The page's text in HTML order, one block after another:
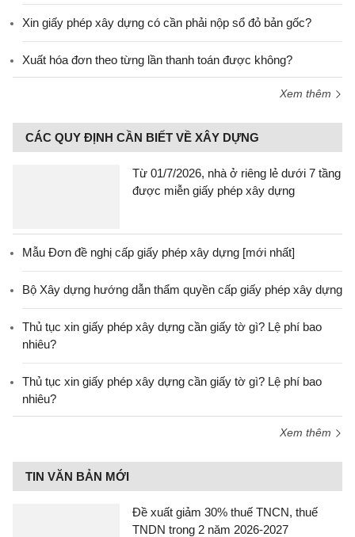
Xin giấy phép xây dựng có cần phải nộp sổ đỏ bản gốc?
Xuất hóa đơn theo từng lần thanh toán được không?
Xem thêm
CÁC QUY ĐỊNH CẦN BIẾT VỀ XÂY DỰNG
Từ 01/7/2026, nhà ở riêng lẻ dưới 7 tầng
được miễn giấy phép xây dựng
Mẫu Đơn đề nghị cấp giấy phép xây dựng [mới nhất]
Bộ Xây dựng hướng dẫn thẩm quyền cấp giấy phép xây dựng
Thủ tục xin giấy phép xây dựng cần giấy tờ gì? Lệ phí bao
nhiêu?
Thủ tục xin giấy phép xây dựng cần giấy tờ gì? Lệ phí bao
nhiêu?
Xem thêm
TIN VĂN BẢN MỚI
Đề xuất giảm 30% thuế TNCN, thuế
TNDN trong 2 năm 2026-2027